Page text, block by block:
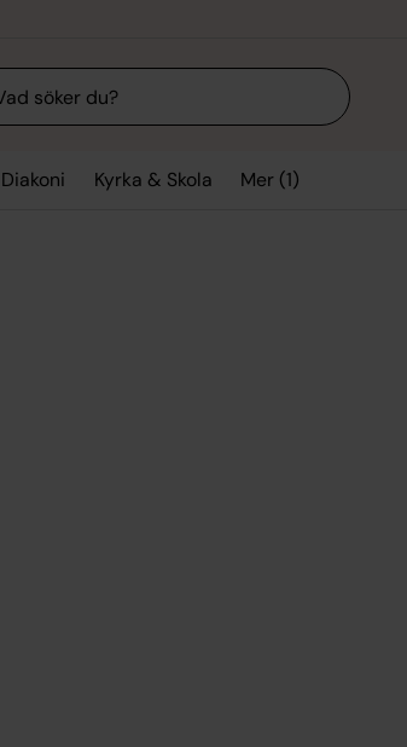
Kyrka & Skola Mer (1)